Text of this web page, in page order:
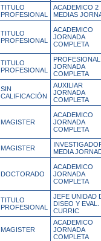
TITULO
PROFESIONAL
ACADEMICO 2
MEDIAS
TITULO
PROFESIONAL
ACADEMICO
JORNADA
COMPLETA
TITULO
PROFESIONAL
PROFESIONAL
JORNADA
COMPLETA
SIN
CALIFICACIÓN
AUXILIAR
JORNADA
COMPLETA
MAGISTER
ACADEMICO
JORNADA
COMPLETA
MAGISTER
MEDIA
DOCTORADO
ACADEMICO
JORNADA
COMPLETA
TITULO
PROFESIONAL
JEFE UNIDAD
DISEO Y EVAL.
CURRIC
MAGISTER
ACADEMICO
JORNADA
COMPLETA